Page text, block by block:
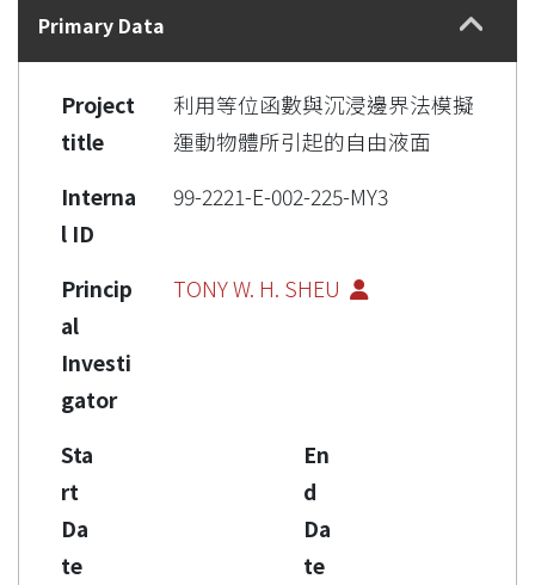
Primary Data
Project
title
利用等位函數與沉浸邊界法模擬
運動物體所引起的自由液面
Interna
l ID
99-2221-E-002-225-MY3
Princip
al
Investi
gator
TONY W. H. SHEU
Sta
rt
Da
te
En
d
Da
te